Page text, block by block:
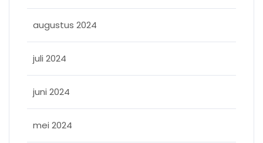
augustus 2024
juli 2024
juni 2024
mei 2024